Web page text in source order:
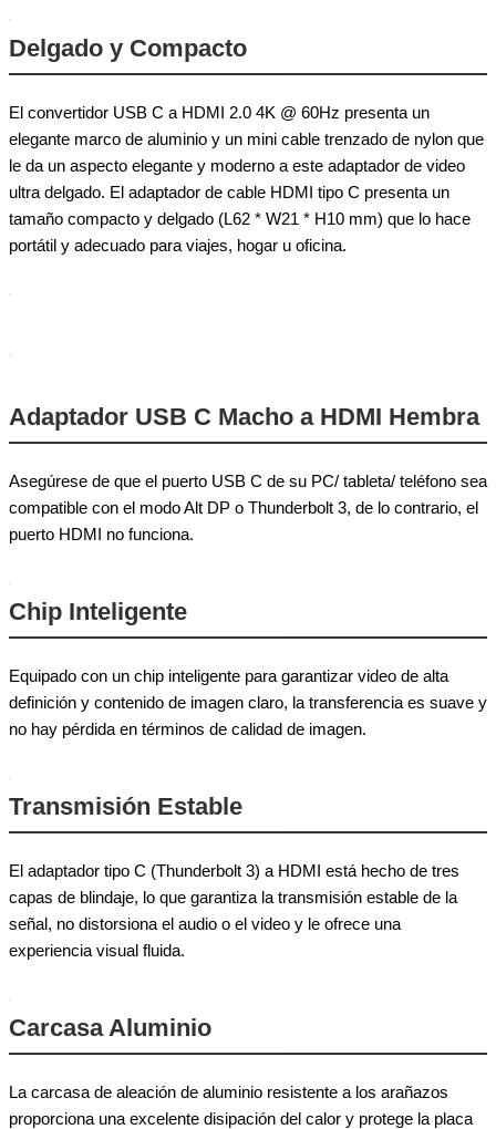
Delgado y Compacto
El convertidor USB C a HDMI 2.0 4K @ 60Hz presenta un
elegante marco de aluminio y un mini cable trenzado de nylon que
le da un aspecto elegante y moderno a este adaptador de video
ultra delgado. El adaptador de cable HDMI tipo C presenta un
tamaño compacto y delgado (L62 * W21 * H10 mm) que lo hace
portátil y adecuado para viajes, hogar u oficina.
Adaptador USB C Macho a HDMI Hembra
Asegúrese de que el puerto USB C de su PC/ tableta/ teléfono sea
compatible con el modo Alt DP o Thunderbolt 3, de lo contrario, el
puerto HDMI no funciona.
Chip Inteligente
Equipado con un chip inteligente para garantizar video de alta
definición y contenido de imagen claro, la transferencia es suave y
no hay pérdida en términos de calidad de imagen.
Transmisión Estable
El adaptador tipo C (Thunderbolt 3) a HDMI está hecho de tres
capas de blindaje, lo que garantiza la transmisión estable de la
señal, no distorsiona el audio o el video y le ofrece una
experiencia visual fluida.
Carcasa Aluminio
La carcasa de aleación de aluminio resistente a los arañazos
proporciona una excelente disipación del calor y protege la placa